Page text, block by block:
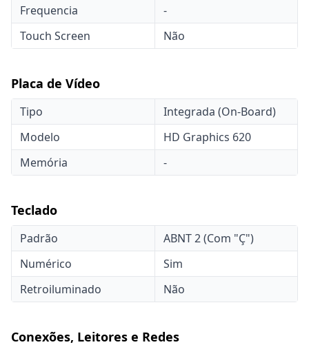
Frequencia
-
Touch Screen
Não
Placa de Vídeo
Tipo
Integrada (On-Board)
Modelo
HD Graphics 620
Memória
-
Teclado
Padrão
ABNT 2 (Com "Ç")
Numérico
Sim
Retroiluminado
Não
Conexões, Leitores e Redes